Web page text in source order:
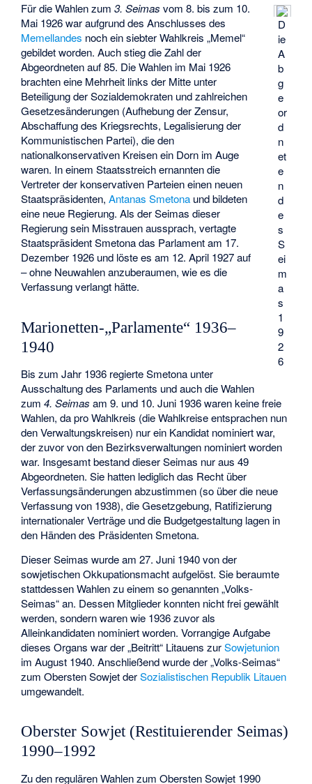
D
ie
A
b
g
e
or
d
n
et
e
n
d
e
s
S
ei
m
a
s
1
9
2
6
Für die Wahlen zum3. Seimas vom 8. bis zum 10.
Mai 1926 war aufgrund des Anschlusses des
Memellandes noch ein siebter Wahlkreis „Memel“
gebildet worden. Auch stieg die Zahl der
Abgeordneten auf 85. Die Wahlen im Mai 1926
brachten eine Mehrheit links der Mitte unter
Beteiligung der Sozialdemokraten und zahlreichen
Gesetzesänderungen (Aufhebung der Zensur,
Abschaffung des Kriegsrechts, Legalisierung der
Kommunistischen Partei), die den
nationalkonservativen Kreisen ein Dorn im Auge
waren. In einem Staatsstreich ernannten die
Vertreter der konservativen Parteien einen neuen
Staatspräsidenten,Antanas Smetona und bildeten
eine neue Regierung. Als der Seimas dieser
Regierung sein Misstrauen aussprach, vertagte
Staatspräsident Smetona das Parlament am 17.
Dezember 1926 und löste es am 12. April 1927 auf
– ohne Neuwahlen anzuberaumen, wie es die
Verfassung verlangt hätte.
Marionetten-„Parlamente“ 1936–
1940
Bis zum Jahr 1936 regierte Smetona unter
Ausschaltung des Parlaments und auch die Wahlen
zum4. Seimas am 9. und 10. Juni 1936 waren keine freie
Wahlen, da pro Wahlkreis (die Wahlkreise entsprachen nun
den Verwaltungskreisen) nur ein Kandidat nominiert war,
der zuvor von den Bezirksverwaltungen nominiert worden
war. Insgesamt bestand dieser Seimas nur aus 49
Abgeordneten. Sie hatten lediglich das Recht über
Verfassungsänderungen abzustimmen (so über die neue
Verfassung von 1938), die Gesetzgebung, Ratifizierung
internationaler Verträge und die Budgetgestaltung lagen in
den Händen des Präsidenten Smetona.
Dieser Seimas wurde am 27. Juni 1940 von der
sowjetischen Okkupationsmacht aufgelöst. Sie beraumte
stattdessen Wahlen zu einem so genannten „Volks-
Seimas“ an. Dessen Mitglieder konnten nicht frei gewählt
werden, sondern waren wie 1936 zuvor als
Alleinkandidaten nominiert worden. Vorrangige Aufgabe
dieses Organs war der „Beitritt“ Litauens zurSowjetunion
im August 1940. Anschließend wurde der „Volks-Seimas“
zum Obersten Sowjet derSozialistischen Republik Litauen
umgewandelt.
Oberster Sowjet (Restituierender Seimas)
1990–1992
Zu den regulären Wahlen zum Obersten Sowjet 1990